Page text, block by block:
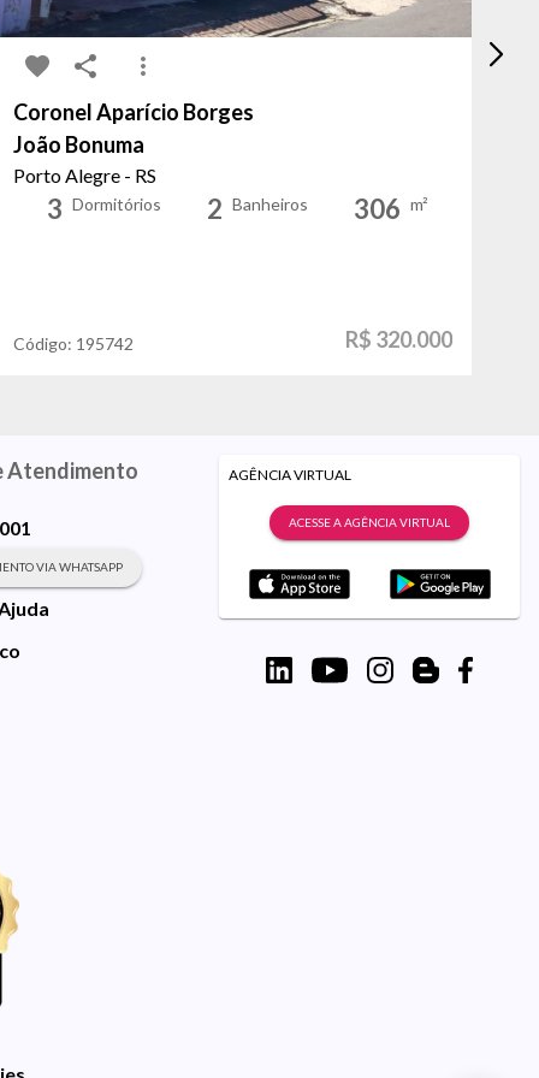
Coronel Aparício Borges
João Bonuma
Porto Alegre - RS
3 Dormitórios 2 Banheiros 306 m²
Código: 195742 R$ 320.000
Atendimento
VIA WHATSAPP
AGÊNCIA VIRTUAL
ACESSE A AGÊNCIA VIRTUAL